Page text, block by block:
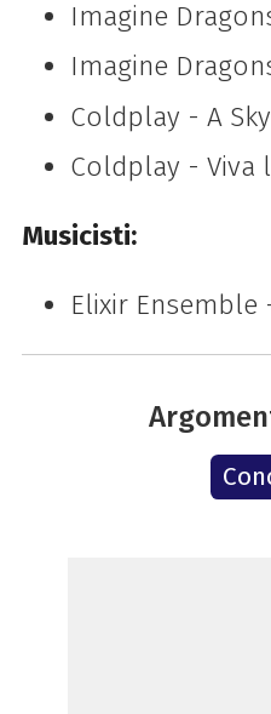
Imagine
Imagine
Coldplay - A
Coldplay - Viva
Musicisti:
Elixir Ensemble